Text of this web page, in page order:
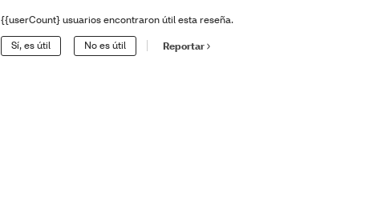
{{userCount} usuarios encontraron útil esta reseña.
Sí, es útil No es útil Reportar